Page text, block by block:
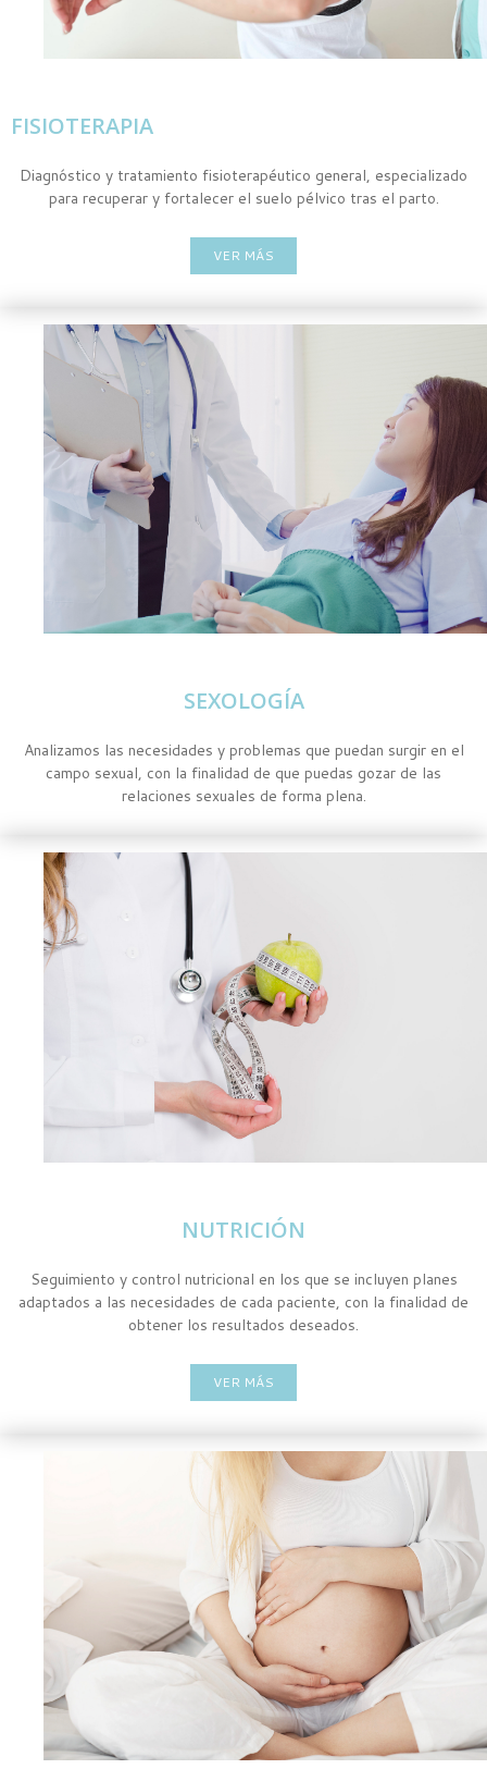
FISIOTERAPIA
Diagnóstico y tratamiento fisioterapéutico general, especializado
para recuperar y fortalecer el suelo pélvico tras el parto.
VER MÁS
SEXOLOGÍA
Analizamos las necesidades y problemas que puedan surgir en el
campo sexual, con la finalidad de que puedas gozar de las
relaciones sexuales de forma plena.
NUTRICIÓN
Seguimiento y control nutricional en los que se incluyen planes
adaptados a las necesidades de cada paciente, con la finalidad de
obtener los resultados deseados.
VER MÁS